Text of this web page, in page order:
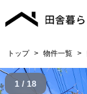
トップ > 物件一覧 >
1 / 18